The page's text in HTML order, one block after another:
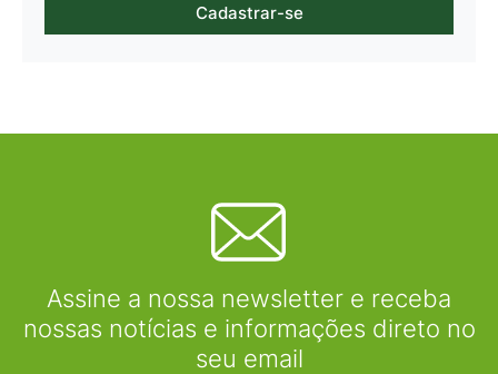
Cadastrar-se
Assine a nossa newsletter e receba
nossas notícias e informações direto no
seu email